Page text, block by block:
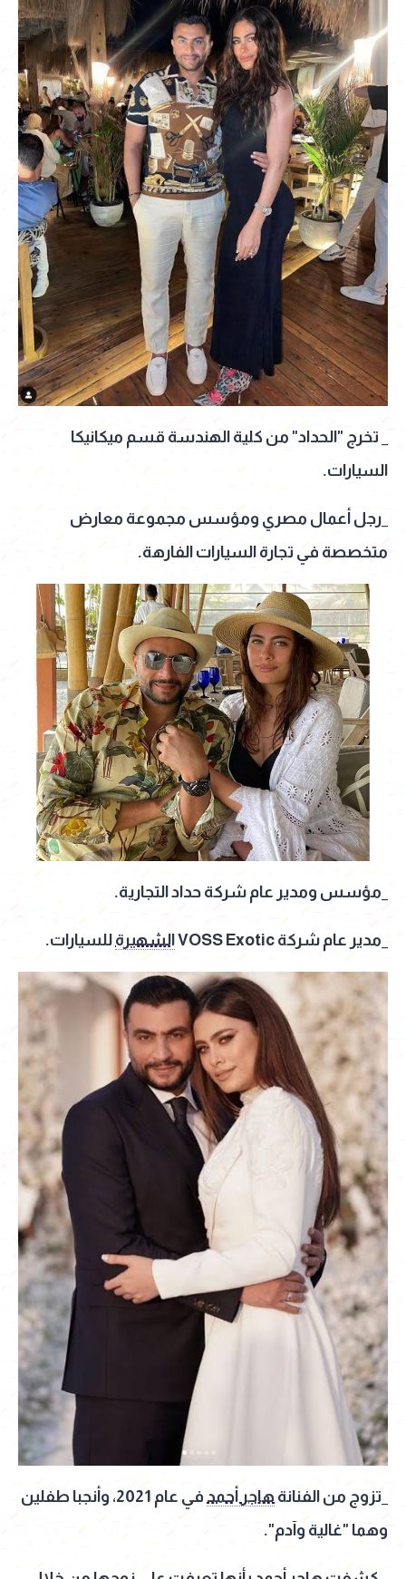
_ تخرج "الحداد" من كلية الهندسة قسم ميكانيكا
السيارات.
_رجل أعمال مصري ومؤسس مجموعة معارض
متخصصة في تجارة السيارات الفارهة.
_مؤسس ومدير عام شركة حداد التجارية.
_مدير عام شركة VOSS Exotic الشهيرة للسيارات.
_تزوج من الفنانة هاجر أحمد
في عام 2021، وأنجبا طفلين
وهما "غالية وآدم".